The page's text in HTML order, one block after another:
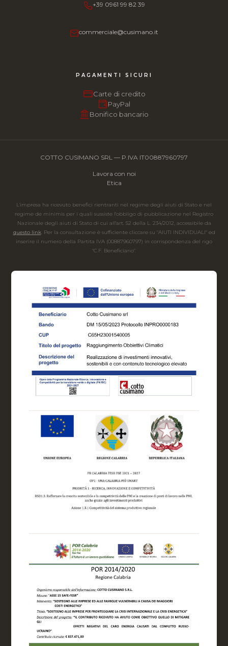
+39 0961 99 82 39
commerciale@cusimano.it
PAGAMENTI SICURI
Carte di credito
PayPal
Bonifico bancario
COTTO CUSIMANO SRL — P.IVA IT00887960797
Lavora con noi
Etica
L'impresa ha ricevuto benefici rientranti nel regime degli aiuti di Stato e nel
regime de minimis per i quali sussiste l'obbligo di pubblicazione nel Registro
Nazionale degli aiuti di Stato di cui all'art. 52 della L. 234/2012, accessibile da
questo link. Per la consultazione è sufficiente cliccare su "AIUTI INDIVIDUALI" ed
inserire il numero della Partita IVA (00887960797) in corrispondenza del rigo
"C.F. Beneficiario".